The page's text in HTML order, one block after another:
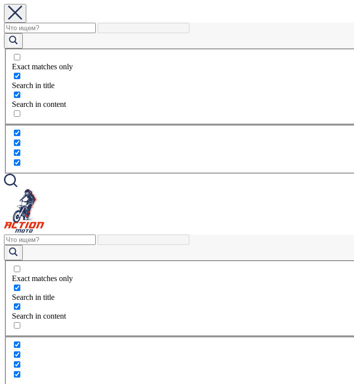
Exact matches only
Search in title
Search in content
Exact matches only
Search in title
Search in content